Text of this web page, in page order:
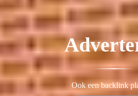
Ook een backlink